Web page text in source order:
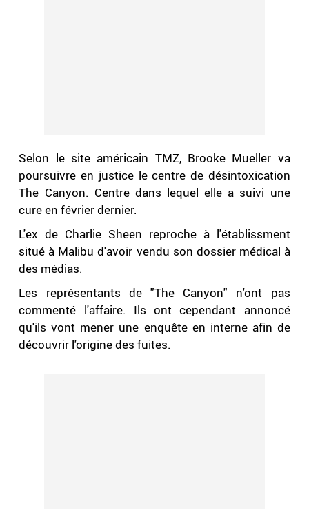
Selon le site américain TMZ, Brooke Mueller va
poursuivre en justice le centre de désintoxication
The Canyon. Centre dans lequel elle a suivi une
cure en février dernier.
L'ex de Charlie Sheen reproche à l'établissment
situé à Malibu d'avoir vendu son dossier médical à
des médias.
Les représentants de "The Canyon" n'ont pas
commenté l'affaire. Ils ont cependant annoncé
qu'ils vont mener une enquête en interne afin de
découvrir l'origine des fuites.